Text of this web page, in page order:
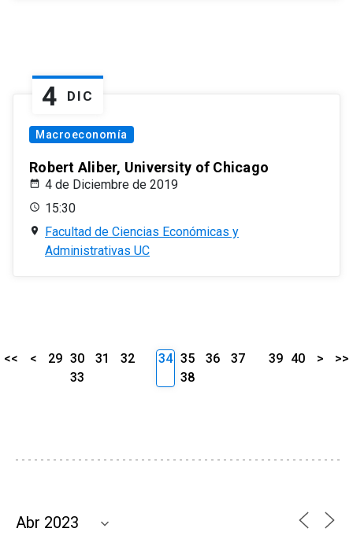
4 DIC
Macroeconomía
Robert Aliber, University of Chicago
4 de Diciembre de 2019
15:30
Facultad de Ciencias Económicas y
Administrativas UC
<< < 29 30 31
32
33
34 35 36
37
38
39 40 > >>